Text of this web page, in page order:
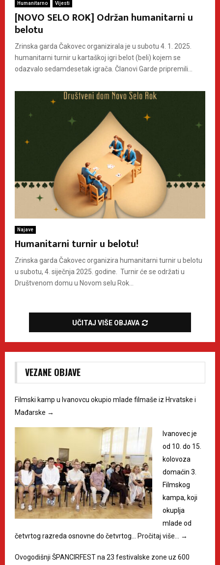
Humanitarno Vijesti
[NOVO SELO ROK] Održan humanitarni u
belotu
Zrinska garda Čakovec organizirala je u subotu 4. 1. 2025.
humanitarni turnir u kartaškoj igri belot (beli) kojem se
odazvalo sedamdesetak igrača. Članovi Garde pripremili...
Najave
Humanitarni turnir u belotu!
Zrinska garda Čakovec organizira humanitarni turnir u belotu
u subotu, 4. siječnja 2025. godine. Turnir će se održati u
Društvenom domu u Novom selu Rok...
UČITAJ VIŠE OBJAVA
VEZANE OBJAVE
Filmski kamp u Ivanovcu okupio mlade filmaše iz Hrvatske i
Mađarske →
Ivanovec je
od 10. do 15.
kolovoza
domaćin 3.
Filmskog
kampa, koji
okuplja
mlade od
četvrtog razreda osnovne do četvrtog…
Pročitaj više… →
Ovogodišnji ŠPANCIRFEST na 23 festivalske zone uz 600